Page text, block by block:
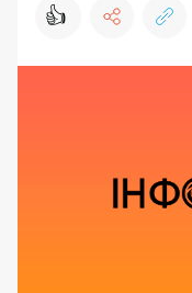
👍